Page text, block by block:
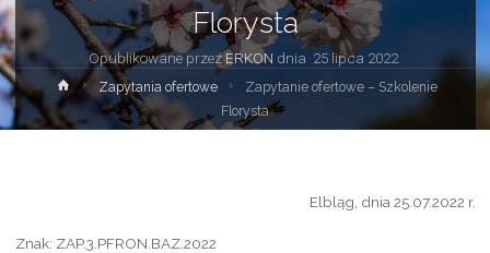
Florysta
Opublikowane przez ERKON dnia 25 lipca 2022
Strona
główna
Zapytania ofertowe
Zapytanie ofertowe – Szkolenie
Florysta
Elbląg, dnia 25.07.2022 r.
Znak: ZAP.3.PFRON.BAZ.2022